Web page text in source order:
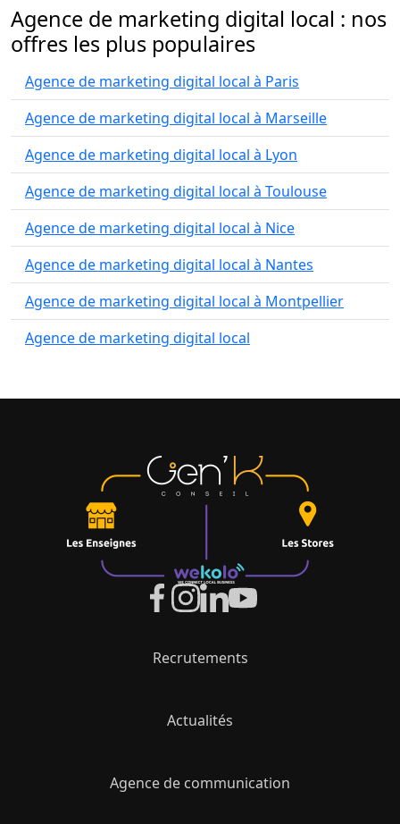
Agence de marketing digital local : nos
offres les plus populaires
Agence de marketing digital local à Paris
Agence de marketing digital local à Marseille
Agence de marketing digital local à Lyon
Agence de marketing digital local à Toulouse
Agence de marketing digital local à Nice
Agence de marketing digital local à Nantes
Agence de marketing digital local à Montpellier
Agence de marketing digital local
Recrutements
Actualités
Agence de communication